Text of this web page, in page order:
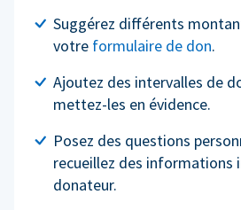
Suggérez différents
votre formulaire de don.
Ajoutez des intervalles de
mettez-les en évidence.
Posez des questions
recueillez des informations
donateur.